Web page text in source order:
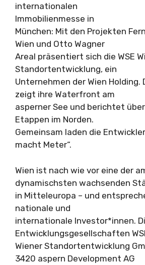
internationalen
Immobilienmesse in
München: Mit den Projekten
Wien und Otto Wagner
Areal präsentiert sich die WSE
Standortentwicklung, ein
Unternehmen der Wien Holding.
zeigt ihre Waterfront am
asperner See und berichtet
Etappen im Norden.
Gemeinsam laden die Entwickler
macht Meter“.
Wien ist nach wie vor eine der
dynamischsten wachsenden
in Mitteleuropa – und
nationale und
internationale Investor*innen.
Entwicklungsgesellschaften
Wiener Standortentwicklung
3420 aspern Development AG